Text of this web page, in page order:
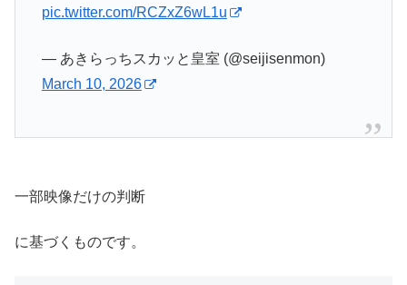
pic.twitter.com/RCZxZ6wL1u
— あきらっちスカッと皇室 (@seijisenmon)
March 10, 2026
一部映像だけの判断
に基づくものです。